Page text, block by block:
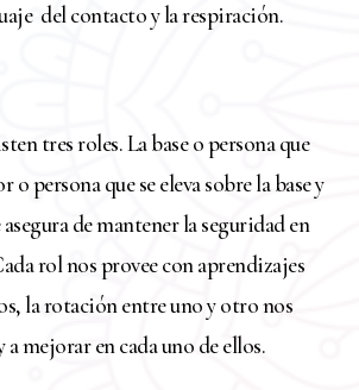
del contacto y la respiración.
tres roles. La base o persona que
o persona que se eleva sobre la base y
de mantener la seguridad en
rol nos provee con aprendizajes
la rotación entre uno y otro nos
a mejorar en cada uno de ellos.